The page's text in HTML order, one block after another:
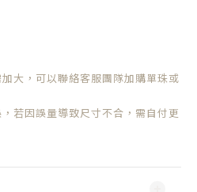
大，可以聯絡客服團隊加購單珠或
若因誤量導致尺寸不合，需自付更